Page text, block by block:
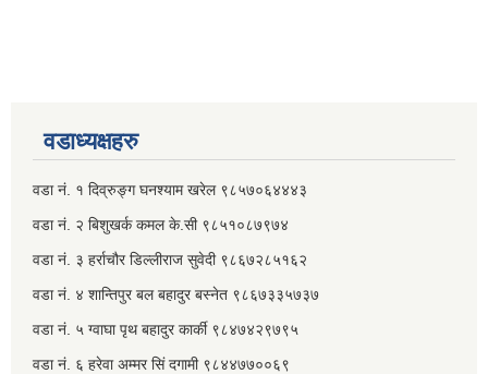
वडाध्यक्षहरु
वडा नं. १ दिव्रुङ्ग घनश्याम खरेल ९८५७०६४४४३
वडा नं. २ ‌‍बिशुखर्क कमल के.सी ९८५१०८७९७४
वडा नं. ३ हर्राचौर डिल्लीराज सुवेदी ९८६७२८५१६२
वडा नं. ४ शान्तिपुर बल बहादुर बस्नेत​ ९८६७३३५७३७
वडा नं. ५ ग्वाघा पृथ बहादुर कार्की ९८४७४२९७९५
वडा नं. ६ हरेवा अम्मर सिं दगामी​ ९८४४७७००६९